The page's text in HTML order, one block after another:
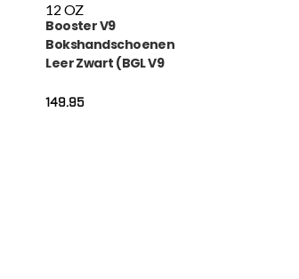
12 OZ
Booster V9
Bokshandschoenen
Leer Zwart (BGL V9
149.95